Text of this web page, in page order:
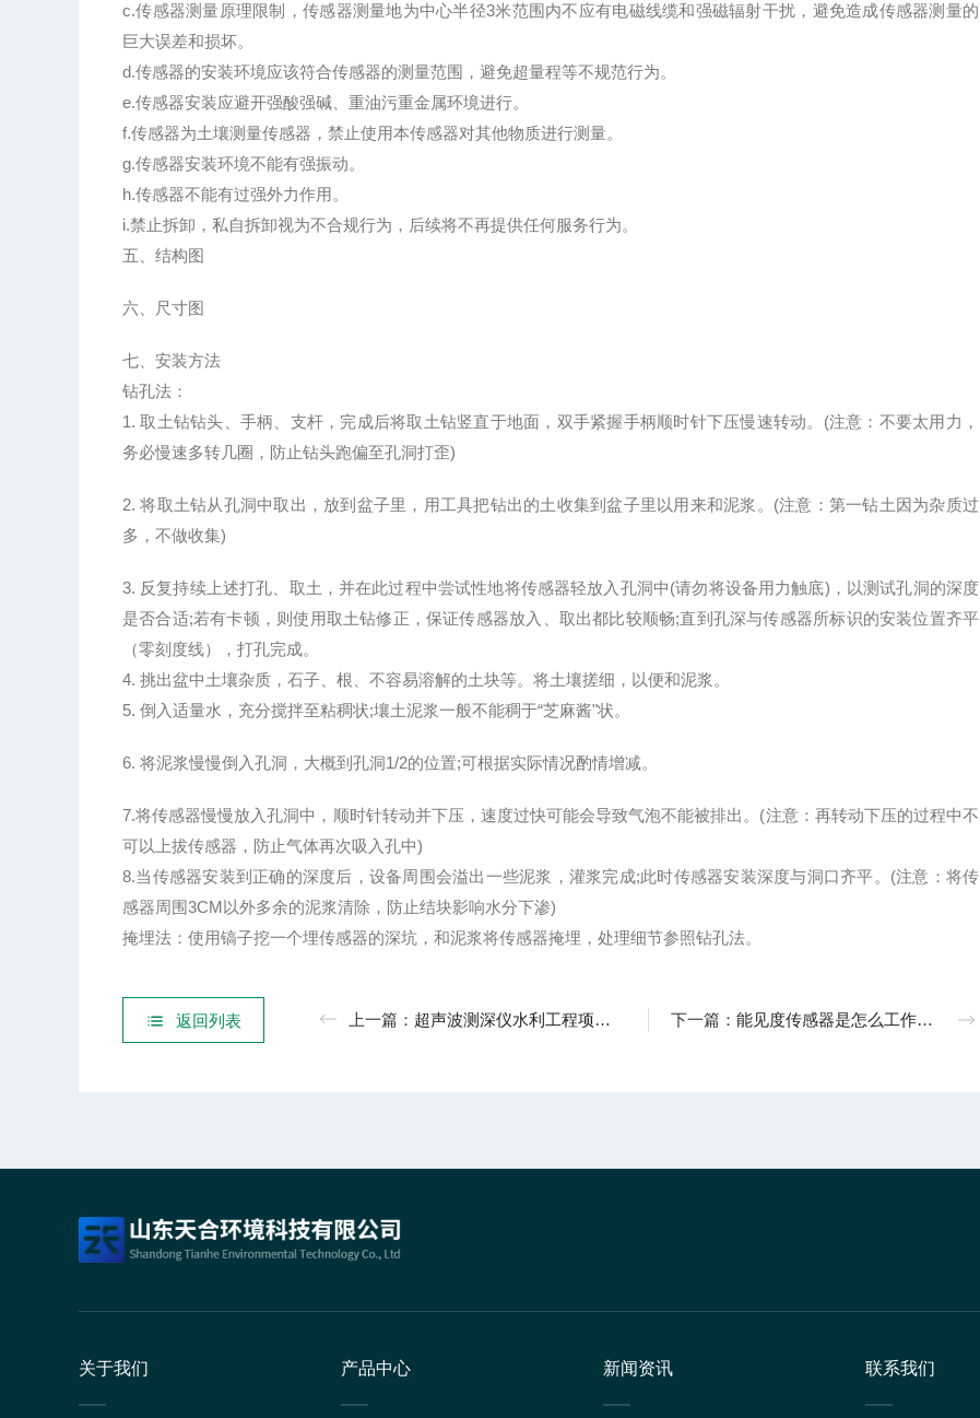
c.传感器测量原理限制，传感器测量地为中心半径3米范围内不应有电磁线缆和强磁辐射干扰，避免造成传感器测量的
巨大误差和损坏。
d.传感器的安装环境应该符合传感器的测量范围，避免超量程等不规范行为。
e.传感器安装应避开强酸强碱、重油污重金属环境进行。
f.传感器为土壤测量传感器，禁止使用本传感器对其他物质进行测量。
g.传感器安装环境不能有强振动。
h.传感器不能有过强外力作用。
i.禁止拆卸，私自拆卸视为不合规行为，后续将不再提供任何服务行为。
五、结构图
六、尺寸图
七、安装方法
钻孔法：
1. 取土钻钻头、手柄、支杆，完成后将取土钻竖直于地面，双手紧握手柄顺时针下压慢速转动。(注意：不要太用力，
务必慢速多转几圈，防止钻头跑偏至孔洞打歪)
2. 将取土钻从孔洞中取出，放到盆子里，用工具把钻出的土收集到盆子里以用来和泥浆。(注意：第一钻土因为杂质过
多，不做收集)
3. 反复持续上述打孔、取土，并在此过程中尝试性地将传感器轻放入孔洞中(请勿将设备用力触底)，以测试孔洞的深度
是否合适;若有卡顿，则使用取土钻修正，保证传感器放入、取出都比较顺畅;直到孔深与传感器所标识的安装位置齐平
（零刻度线），打孔完成。
4. 挑出盆中土壤杂质，石子、根、不容易溶解的土块等。将土壤搓细，以便和泥浆。
5. 倒入适量水，充分搅拌至粘稠状;壤土泥浆一般不能稠于“芝麻酱"状。
6. 将泥浆慢慢倒入孔洞，大概到孔洞1/2的位置;可根据实际情况酌情增减。
7.将传感器慢慢放入孔洞中，顺时针转动并下压，速度过快可能会导致气泡不能被排出。(注意：再转动下压的过程中不
可以上拔传感器，防止气体再次吸入孔中)
8.当传感器安装到正确的深度后，设备周围会溢出一些泥浆，灌浆完成;此时传感器安装深度与洞口齐平。(注意：将传
感器周围3CM以外多余的泥浆清除，防止结块影响水分下渗)
掩埋法：使用镐子挖一个埋传感器的深坑，和泥浆将传感器掩埋，处理细节参照钻孔法。
返回列表 上一篇： ​超声波测深仪水利工程项目：根据监测的河道深度变化，维护水利设施建设 下一篇： 能见度传感器是怎么工作的？
关于我们 产品中心 新闻资讯 联系我们